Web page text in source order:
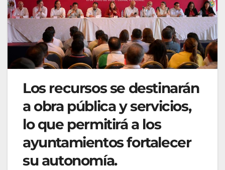
Los recursos se destinarán
a obra pública y servicios,
lo que permitirá a los
ayuntamientos fortalecer
su autonomía.